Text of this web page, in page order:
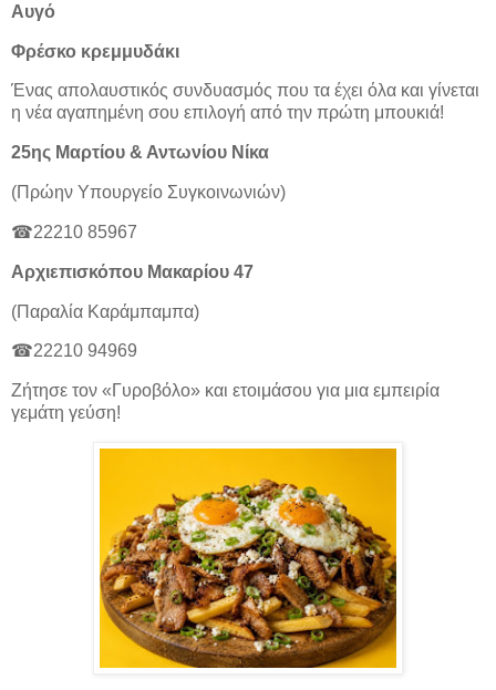
Αυγό
Φρέσκο κρεμμυδάκι
Ένας απολαυστικός συνδυασμός που τα έχει όλα και γίνεται
η νέα αγαπημένη σου επιλογή από την πρώτη μπουκιά!
25ης Μαρτίου & Αντωνίου Νίκα
(Πρώην Υπουργείο Συγκοινωνιών)
☎22210 85967
Αρχιεπισκόπου Μακαρίου 47
(Παραλία Καράμπαμπα)
☎22210 94969
Ζήτησε τον «Γυροβόλο» και ετοιμάσου για μια εμπειρία
γεμάτη γεύση!